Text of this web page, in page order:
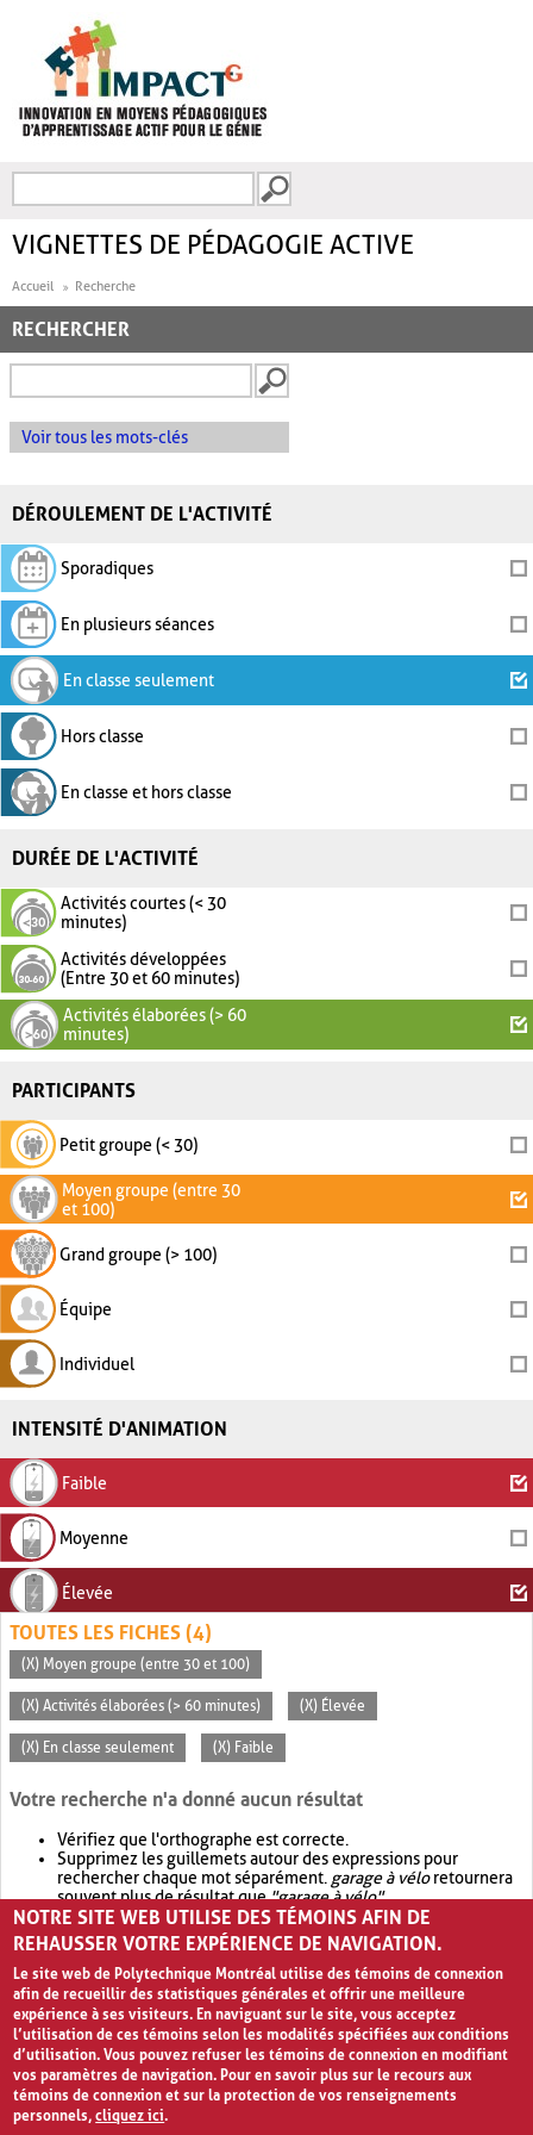
FORMULAIRE DE
VIGNETTES DE PÉDAGOGIE ACTIVE
Accueil Recherche
RECHERCHER
Voir tous les mots-clés
DÉROULEMENT DE L'ACTIVITÉ
Sporadiques
En plusieurs séances
En classe seulement
Hors classe
En classe et hors classe
DURÉE DE L'ACTIVITÉ
Activités courtes (< 30
minutes)
Activités développées
(Entre 30 et 60 minutes)
Activités élaborées (> 60
minutes)
PARTICIPANTS
Petit groupe (< 30)
Moyen groupe (entre 30
et 100)
Grand groupe (> 100)
Équipe
Individuel
INTENSITÉ D'ANIMATION
Faible
Moyenne
Élevée
TOUTES LES FICHES (4)
(X) Moyen groupe (entre 30 et 100)
(X) Activités élaborées (> 60 minutes) (X) Élevée
(X) En classe seulement (X) Faible
Votre recherche n'a donné aucun résultat
Vérifiez que l'orthographe est correcte.
Supprimez les guillemets autour des expressions pour
rechercher chaque mot séparément. garage à véloretournera
souvent plus de résultat que"garage à vélo".
Envisagez d'élargir votre recherche avec OR.garage OR vélo
retournera souvent plus de résultat quegarage à vélo
NOTRE SITE WEB UTILISE DES TÉMOINS AFIN DE
REHAUSSER VOTRE EXPÉRIENCE DE NAVIGATION.
Le site web de Polytechnique Montréal utilise des témoins de connexion
afin de recueillir des statistiques générales et offrir une meilleure
expérience à ses visiteurs. En naviguant sur le site, vous acceptez
l’utilisation de ces témoins selon les modalités spécifiées aux conditions
d’utilisation. Vous pouvez refuser les témoins de connexion en modifiant
vos paramètres de navigation. Pour en savoir plus sur le recours aux
témoins de connexion et sur la protection de vos renseignements
personnels,cliquez ici.